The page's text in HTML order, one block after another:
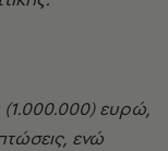
(1.000.000) ευρώ,
ενώ